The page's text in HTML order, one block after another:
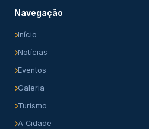
Navegação
Início
Notícias
Eventos
Galeria
Turismo
A Cidade